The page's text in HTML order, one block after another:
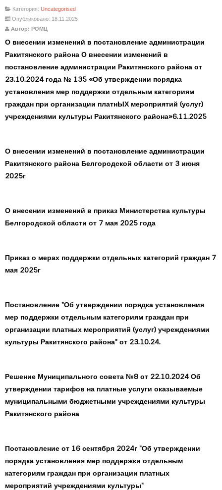
Категория: Uncategorised
Опубликовано: 18.11.2025
Автор: РОМЦ
О внесении изменений в постановление администрации
Ракитянского района О внесении изменений в
постановление администрации Ракитянского района от
2З.10.2024 года № 135 «Об утверждении порядка
установления мер поддержки отдельным категориям
граждан при организации платнЫХ мероприятий (услуг)
учреждениями культуры Ракитянского района»6.11.2025
О внесении изменений в постановление администрации
Ракитянского района Белгородской области от 3 июня
2025г
О внесении изменений в приказ Министерства культуры
Белгородской области от 7 мая 2025 года
Приказ о мерах поддержки отдельных категорий граждан 7
мая 2025г
Постановление "Об утверждении порядка установления
мер поддержки отдельным категориям граждан при
организации платных мероприятий (услуг) учреждениями
культуры Ракитянского района" от 23.10.24.
Решение Муниципального совета №8 от 22.10.2024 Об
утверждении тарифов на платные услуги оказываемые
муниципальными бюджетными учреждениями культуры
Ракитянского района
Постановление от 16 сентября 2024г "Об утверждении
порядка установления мер поддержки отдельным
категориям граждан при организации платных
мероприятий учреждениями культуры"